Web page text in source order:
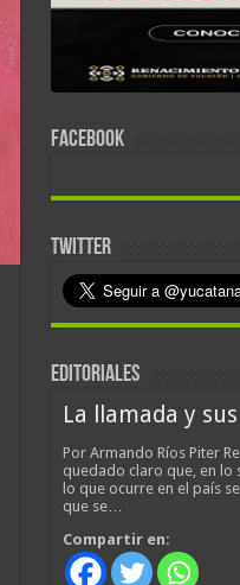
FACEBOOK
TWITTER
EDITORIALES
La llamada y
Por Armando Ríos Piter
quedado claro que, en lo
lo que ocurre en el país
que se…
Compartir en: